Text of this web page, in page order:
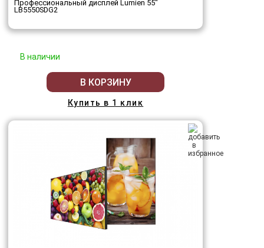
Профессиональный дисплей Lumien 55"
LB5550SDG2
В наличии
В КОРЗИНУ
Купить в 1 клик